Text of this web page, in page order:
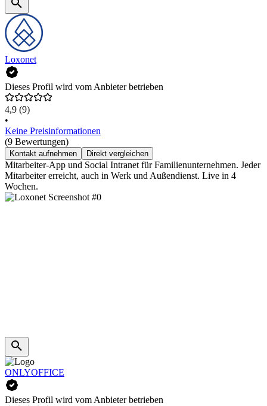
Loxonet
Dieses Profil wird vom Anbieter betrieben
4,9 (9)
•
Keine Preisinformationen
(9 Bewertungen)
Kontakt aufnehmen Direkt vergleichen
Mitarbeiter-App und Social Intranet für Familienunternehmen. Jeder
Mitarbeiter erreicht, auch in Werk und Außendienst. Live in 4
Wochen.
ONLYOFFICE
Dieses Profil wird vom Anbieter betrieben